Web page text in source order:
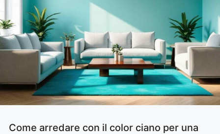
Come arredare con il color ciano per una